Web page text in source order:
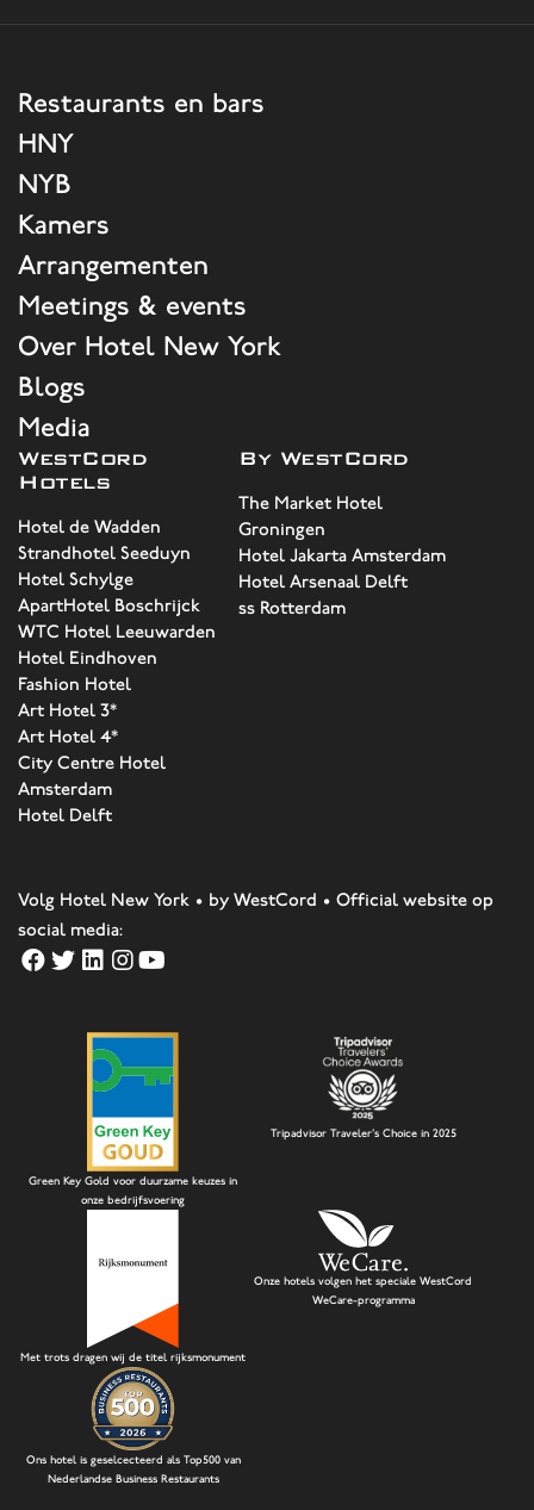
Restaurants en bars
HNY
NYB
Kamers
Arrangementen
Meetings & events
Over Hotel New York
Blogs
Media
WestCord
Hotels
Hotel de Wadden
Strandhotel Seeduyn
Hotel Schylge
ApartHotel Boschrijck
WTC Hotel Leeuwarden
Hotel Eindhoven
Fashion Hotel
Art Hotel 3*
Art Hotel 4*
City Centre Hotel
Amsterdam
Hotel Delft
By WestCord
The Market Hotel
Groningen
Hotel Jakarta Amsterdam
Hotel Arsenaal Delft
ss Rotterdam
Volg Hotel New York • by WestCord • Official website op
social media:
Green Key Gold voor duurzame keuzes in
onze bedrijfsvoering
Tripadvisor Traveler's Choice in 2025
Met trots dragen wij de titel rijksmonument
Onze hotels volgen het speciale WestCord
WeCare-programma
Ons hotel is geselcecteerd als Top500 van
Nederlandse Business Restaurants